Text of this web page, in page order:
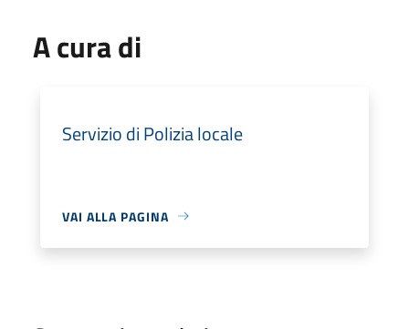
A cura di
Servizio di Polizia locale
VAI ALLA PAGINA